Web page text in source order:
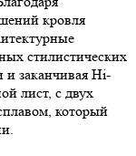
кровля
стилистических
и заканчивая Hi-
лист, с двух
который